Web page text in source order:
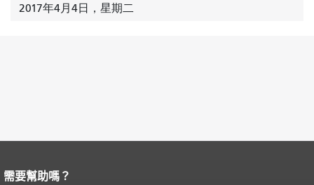
2017年4月4日，星期二
頁面內容結束。
需要幫助嗎？